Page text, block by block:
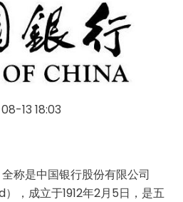
13 18:03
称是中国银行股份有限公司
，成立于1912年2月5日，是五